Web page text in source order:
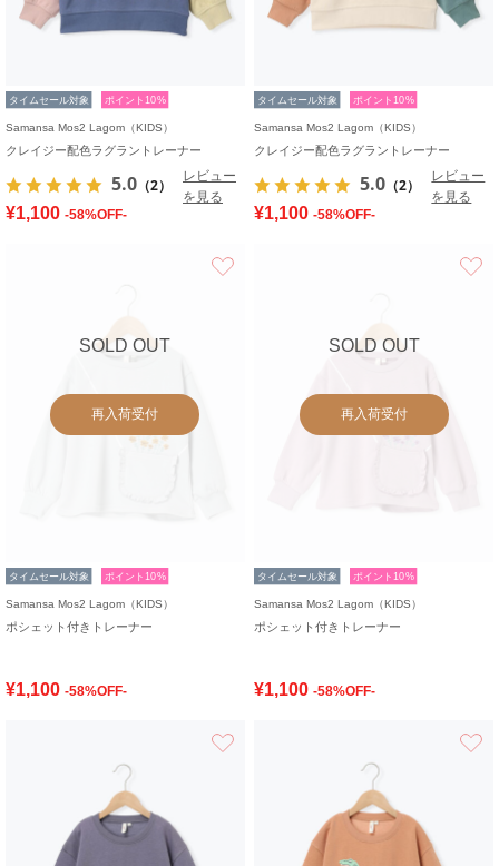
タイムセール対象 ポイント10%
Samansa Mos2 Lagom（KIDS）
クレイジー配色ラグラントレーナー
5.0 （2）
レビュー
を見る
¥1,100 -58%OFF-
タイムセール対象 ポイント10%
Samansa Mos2 Lagom（KIDS）
クレイジー配色ラグラントレーナー
5.0 （2）
レビュー
を見る
¥1,100 -58%OFF-
SOLD OUT
再入荷受付
タイムセール対象 ポイント10%
Samansa Mos2 Lagom（KIDS）
ポシェット付きトレーナー
¥1,100 -58%OFF-
SOLD OUT
再入荷受付
タイムセール対象 ポイント10%
Samansa Mos2 Lagom（KIDS）
ポシェット付きトレーナー
¥1,100 -58%OFF-